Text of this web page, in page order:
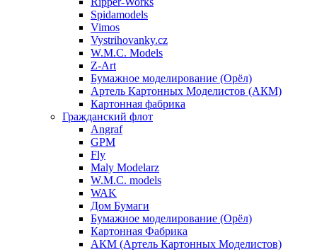
Spidamodels
Vimos
Vystrihovanky.cz
W.M.C. Models
Z-Art
Бумажное моделирование (Орёл)
Артель Картонных Моделистов (АКМ)
Картонная фабрика
Гражданский флот
Angraf
GPM
Fly
Maly Modelarz
W.M.C. models
WAK
Дом Бумаги
Бумажное моделирование (Орёл)
Картонная Фабрика
АКМ (Артель Картонных Моделистов)